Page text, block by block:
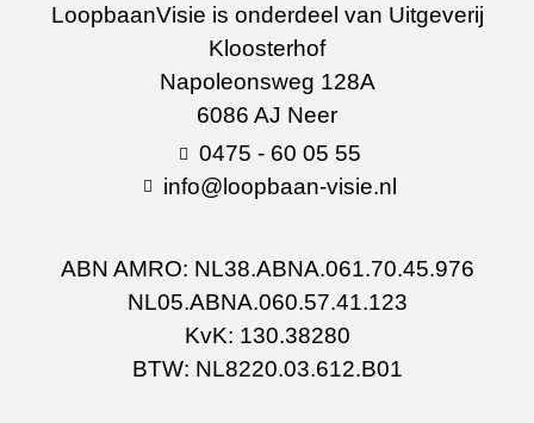
LoopbaanVisie is onderdeel van Uitgeverij
Kloosterhof
Napoleonsweg 128A
6086 AJ Neer
0475 - 60 05 55
info@loopbaan-visie.nl
ABN AMRO: NL38.ABNA.061.70.45.976
NL05.ABNA.060.57.41.123
KvK: 130.38280
BTW: NL8220.03.612.B01